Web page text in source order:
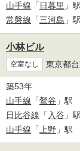
山手線 「 日暮里 」駅
常磐線 「三河島 」駅
小林ビル
空室なし 東京都
築53年
山手線 「鶯谷 」駅
日比谷線 「 入谷 」駅
山手線 「 上野 」駅